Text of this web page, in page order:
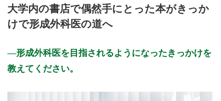
大学内の書店で偶然手にとった本がきっか
けで形成外科医の道へ
形成外科医を目指されるようになったきっかけを
教えてください。